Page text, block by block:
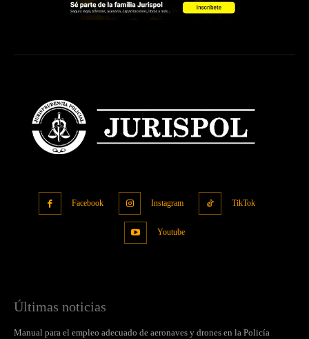
Facebook Instagram TikTok
Youtube
Últimas noticias
Manual para el empleo adecuado de aeronaves y drones en la Policía